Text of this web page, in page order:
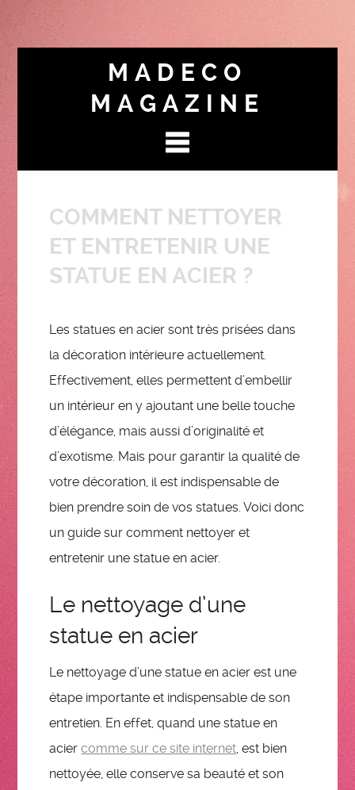
MADECO
MAGAZINE
COMMENT NETTOYER
ET ENTRETENIR UNE
STATUE EN ACIER ?
Les statues en acier sont très prisées dans
la décoration intérieure actuellement.
Effectivement, elles permettent d’embellir
un intérieur en y ajoutant une belle touche
d’élégance, mais aussi d’originalité et
d’exotisme. Mais pour garantir la qualité de
votre décoration, il est indispensable de
bien prendre soin de vos statues. Voici donc
un guide sur comment nettoyer et
entretenir une statue en acier.
Le nettoyage d’une
statue en acier
Le nettoyage d’une statue en acier est une
étape importante et indispensable de son
entretien. En effet, quand une statue en
aciercomme sur ce site internet , est bien
nettoyée, elle conserve sa beauté et son